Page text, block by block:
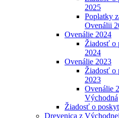
2025
Poplatky
Ovenálii
Ovenálie 2024
Žiadosť o
2024
Ovenálie 2023
Žiadosť o
2023
Ovenálie
Východná
Žiadosť o
Drevenica z